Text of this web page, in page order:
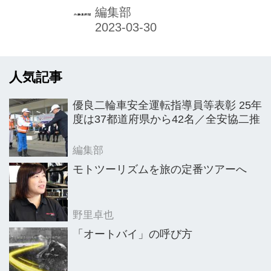
宙航空においても実績豊富である。そ
の意義について「当社グループの主力
るデバイスであり、電力に対して供給
側と需要側で異なっているニーズの差
担っています」と説く。 同社が二輪車
用バッテリーの旗艦ブランドとして20
ライダー」に向けたUnleash（アンリ
ー...
編集部
人気記事
優良二輪車安全運転指導員等表彰 25年
度は37都道府県から42名／全安協二推
編集部
モトツーリズムを旅の定番ツアーへ
野里卓也
「オートバイ」の呼び方